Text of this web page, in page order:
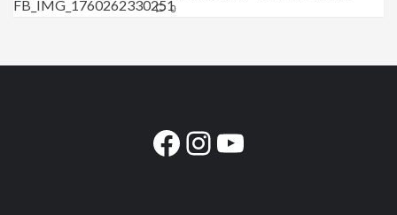
0
Facebook
Instagram
YouTube